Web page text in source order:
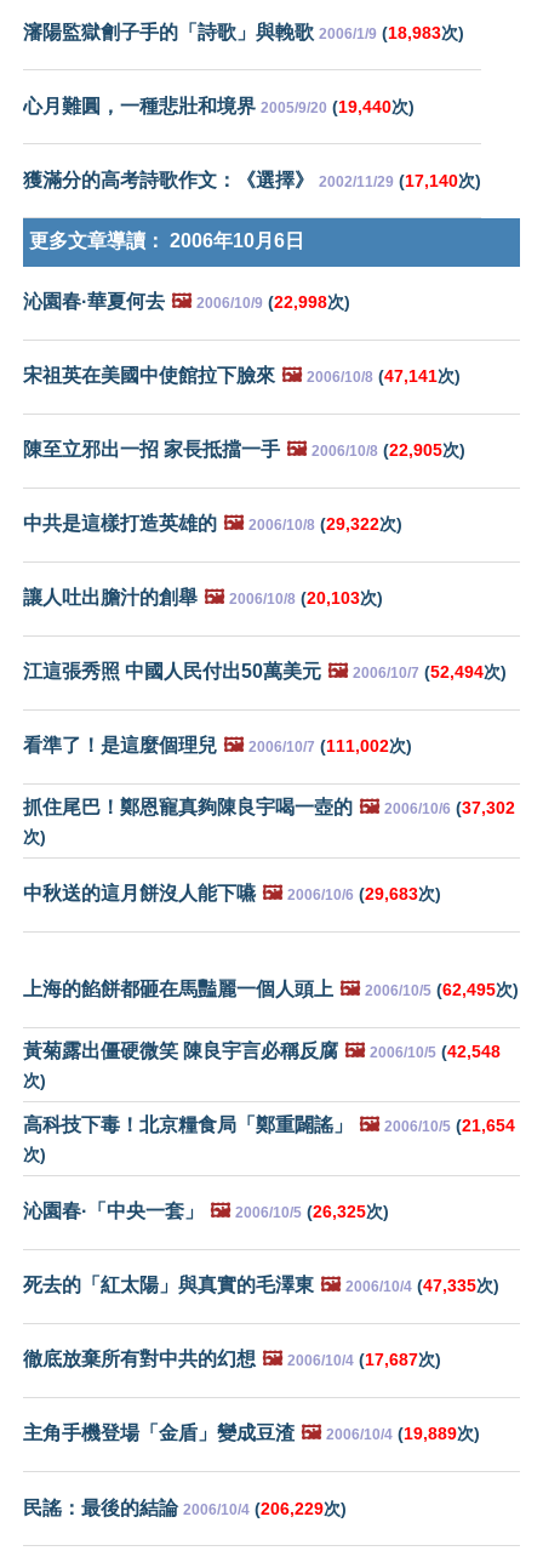
瀋陽監獄劊子手的「詩歌」與輓歌 2006/1/9 (18,983次)
心月難圓，一種悲壯和境界 2005/9/20 (19,440次)
獲滿分的高考詩歌作文：《選擇》 2002/11/29 (17,140次)
更多文章導讀： 2006年10月6日
沁園春·華夏何去 🖼️ 2006/10/9 (22,998次)
宋祖英在美國中使館拉下臉來 🖼️ 2006/10/8 (47,141次)
陳至立邪出一招 家長抵擋一手 🖼️ 2006/10/8 (22,905次)
中共是這樣打造英雄的 🖼️ 2006/10/8 (29,322次)
讓人吐出膽汁的創舉 🖼️ 2006/10/8 (20,103次)
江這張秀照 中國人民付出50萬美元 🖼️ 2006/10/7 (52,494次)
看準了！是這麼個理兒 🖼️ 2006/10/7 (111,002次)
抓住尾巴！鄭恩寵真夠陳良宇喝一壺的 🖼️ 2006/10/6 (37,302
次)
中秋送的這月餅沒人能下嚥 🖼️ 2006/10/6 (29,683次)
上海的餡餅都砸在馬豔麗一個人頭上 🖼️ 2006/10/5 (62,495次)
黃菊露出僵硬微笑 陳良宇言必稱反腐 🖼️ 2006/10/5 (42,548
次)
高科技下毒！北京糧食局「鄭重闢謠」 🖼️ 2006/10/5 (21,654
次)
沁園春·「中央一套」 🖼️ 2006/10/5 (26,325次)
死去的「紅太陽」與真實的毛澤東 🖼️ 2006/10/4 (47,335次)
徹底放棄所有對中共的幻想 🖼️ 2006/10/4 (17,687次)
主角手機登場「金盾」變成豆渣 🖼️ 2006/10/4 (19,889次)
民謠：最後的結論 2006/10/4 (206,229次)